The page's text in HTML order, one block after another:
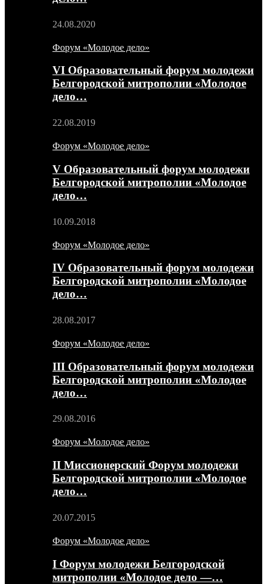
24.08.2020
Форум «Молодое дело»
VI Образовательный форум молодежи
Белгородской митрополии «Молодое
дело…
22.08.2019
Форум «Молодое дело»
V Образовательный форум молодежи
Белгородской митрополии «Молодое
дело…
10.09.2018
Форум «Молодое дело»
IV Образовательный форум молодежи
Белгородской митрополии «Молодое
дело…
28.08.2017
Форум «Молодое дело»
III Образовательный форум молодежи
Белгородской митрополии «Молодое
дело…
29.08.2016
Форум «Молодое дело»
II Миссионерский Форум молодежи
Белгородской митрополии «Молодое
дело…
20.07.2015
Форум «Молодое дело»
I Форум молодежи Белгородской
митрополии «Молодое дело —…